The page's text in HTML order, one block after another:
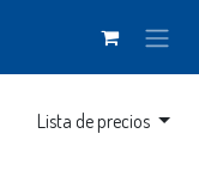
Lista de precios